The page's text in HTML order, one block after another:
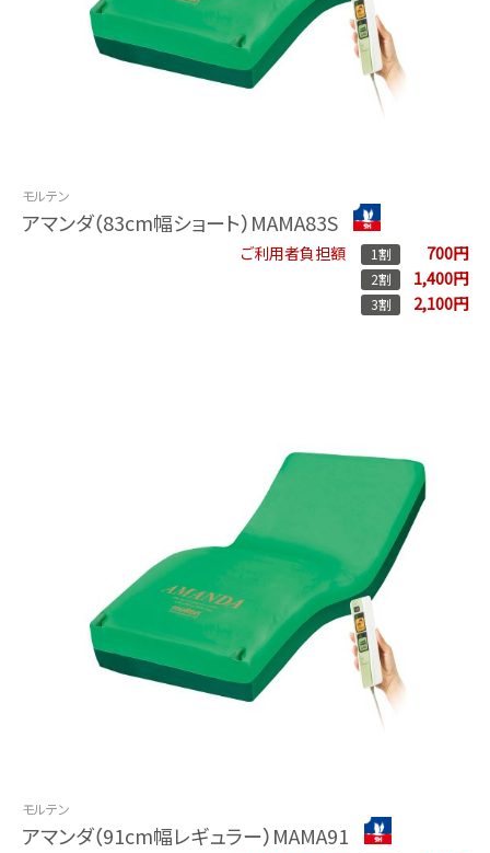
モルテン
アマンダ（83cm幅ショート）MAMA83S
ご利用者負担額 1割 700円
2割 1,400円
3割 2,100円
モルテン
アマンダ（91cm幅レギュラー）MAMA91